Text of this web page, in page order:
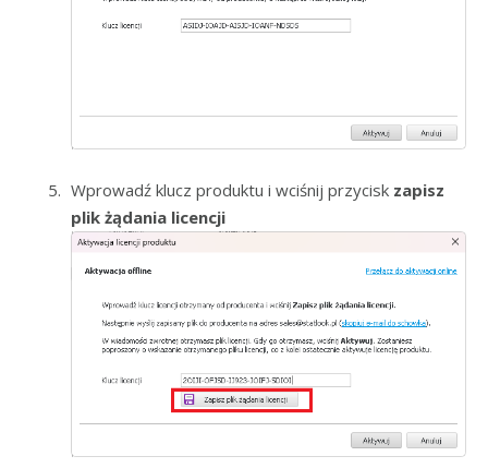
Wprowadź klucz produktu i wciśnij przycisk zapisz
plik żądania licencji